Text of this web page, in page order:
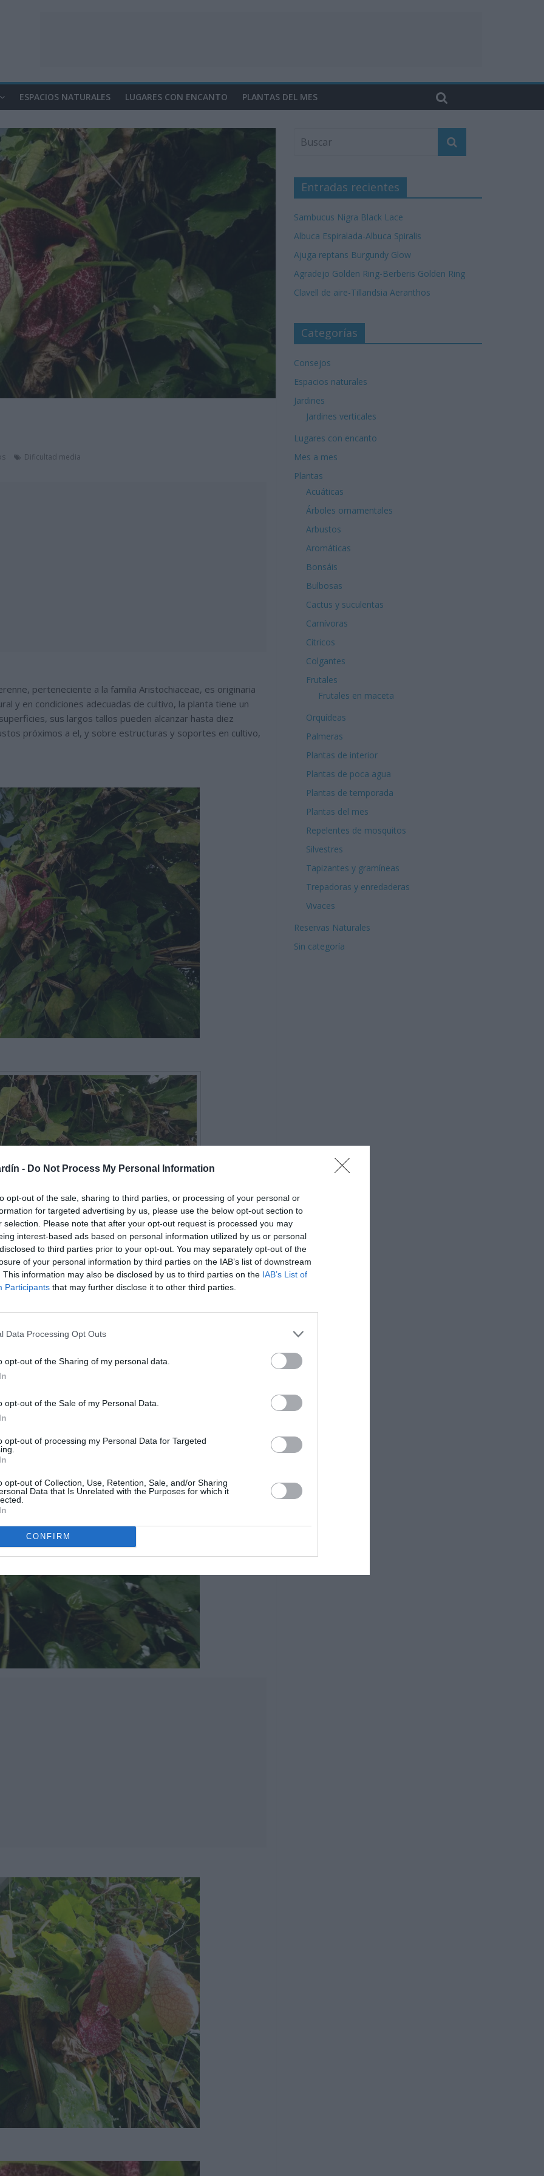
- Do Not Process My Personal Information
opt-out of the sale, sharing to third parties, or processing of your personal or
for targeted advertising by us, please use the below opt-out section to
selection. Please note that after your opt-out request is processed you may
interest-based ads based on personal information utilized by us or personal
to third parties prior to your opt-out. You may separately opt-out of the
of your personal information by third parties on the IAB’s list of downstream
This information may also be disclosed by us to third parties on the IAB’s List of
Participants that may further disclose it to other third parties.
Data Processing Opt Outs
opt-out of the Sharing of my personal data.
opt-out of the Sale of my Personal Data.
opt-out of processing my Personal Data for Targeted
opt-out of Collection, Use, Retention, Sale, and/or Sharing
Data that Is Unrelated with the Purposes for which it
CONFIRM
ESPACIOS NATURALES LUGARES CON ENCANTO PLANTAS DEL MES
Dificultad media
perteneciente a la familia Aristochiaceae, es originaria
y en condiciones adecuadas de cultivo, la planta tiene un
sus largos tallos pueden alcanzar hasta diez
próximos a el, y sobre estructuras y soportes en cultivo,
unos sobre otros, de color marrón.
color marrón oscuro, especialmente los de la base de la
oscuros y gruesos en ejemplares adultos. Los tallos del
que las hojas jóvenes. Las hojas son acorazonadas y
y de color verde claro amarillento, en los nuevos brotes,
Las hojas miden de diez a quince centímetros de largo y
se desarrollan de forma alterna sobre los tallos, y están
algunos centímetros de longitud.
Entradas recientes
Sambucus Nigra Black Lace
Albuca Espiralada-Albuca Spiralis
Ajuga reptans Burgundy Glow
Agradejo Golden Ring-Berberis Golden Ring
Clavell de aire-Tillandsia Aeranthos
Categorías
Consejos
Espacios naturales
Jardines
Jardines verticales
Lugares con encanto
Mes a mes
Plantas
Acuáticas
Árboles ornamentales
Arbustos
Aromáticas
Bonsáis
Bulbosas
Cactus y suculentas
Carnívoras
Cítricos
Colgantes
Frutales
Frutales en maceta
Orquídeas
Palmeras
Plantas de interior
Plantas de poca agua
Plantas de temporada
Plantas del mes
Repelentes de mosquitos
Silvestres
Tapizantes y gramíneas
Trepadoras y enredaderas
Vivaces
Reservas Naturales
Sin categoría